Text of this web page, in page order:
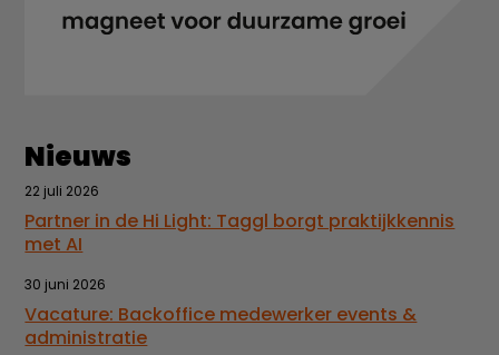
Nieuws
22 juli 2026
Partner in de Hi Light: Taggl borgt praktijkkennis
met AI
30 juni 2026
Vacature: Backoffice medewerker events &
administratie